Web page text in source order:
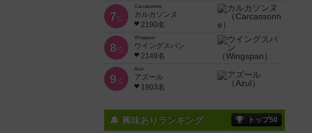
7位
Carcassonne
カルカソンヌ
2190名
8位
Wingspan
ウイングスパン
2149名
9位
Azul
アズール
1903名
興味ありランキング トップ50